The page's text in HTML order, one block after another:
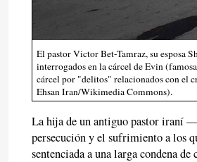
El pastor Victor Bet-Tamraz, su esposa
interrogados en la cárcel de Evin
cárcel por "delitos" relacionados con el
Ehsan Iran/Wikimedia Commons).
La hija de un antiguo pastor iraní
persecución y el sufrimiento a los
sentenciada a una larga condena